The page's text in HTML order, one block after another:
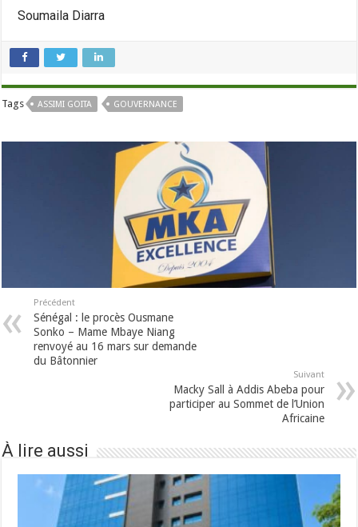
Soumaila Diarra
Tags ASSIMI GOITA GOUVERNANCE
Précédent
Sénégal : le procès Ousmane
Sonko – Mame Mbaye Niang
renvoyé au 16 mars sur demande
du Bâtonnier
Suivant
Macky Sall à Addis Abeba pour
participer au Sommet de l’Union
Africaine
À lire aussi